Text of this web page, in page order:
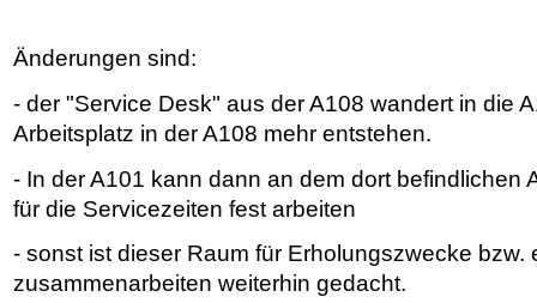
Änderungen sind:
- der "Service Desk" aus der A108 wandert in die
Arbeitsplatz in der A108 mehr entstehen.
- In der A101 kann dann an dem dort befindlichen
für die Servicezeiten fest arbeiten
- sonst ist dieser Raum für Erholungszwecke bzw.
zusammenarbeiten weiterhin gedacht.